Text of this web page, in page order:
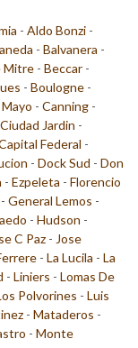
- Aldo Bonzi -
- Balvanera -
Mitre - Beccar -
- Boulogne -
- Canning -
Ciudad Jardin -
Federal -
- Dock Sud - Don
- Ezpeleta - Florencio
- General Lemos -
- Hudson -
C Paz - Jose
- La Lucila - La
- Liniers - Lomas De
Polvorines - Luis
- Mataderos -
- Monte